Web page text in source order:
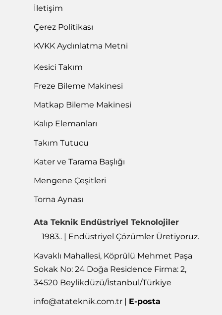
İletişim
Çerez Politikası
KVKK Aydınlatma Metni
Kesici Takım
Freze Bileme Makinesi
Matkap Bileme Makinesi
Kalıp Elemanları
Takım Tutucu
Kater ve Tarama Başlığı
Mengene Çeşitleri
Torna Aynası
Ata Teknik Endüstriyel Teknolojiler
1983.. | Endüstriyel Çözümler Üretiyoruz.
Kavaklı Mahallesi, Köprülü Mehmet Paşa
Sokak No: 24 Doğa Residence Firma: 2,
34520 Beylikdüzü/İstanbul/Türkiye
info@atateknik.com.tr | E-posta